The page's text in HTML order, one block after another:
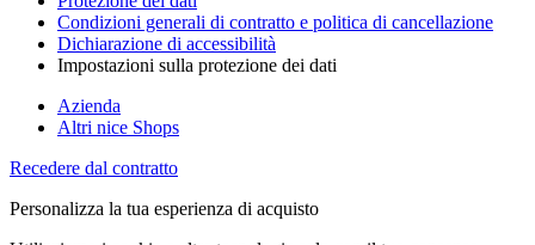
Condizioni generali di contratto e politica di cancellazione
Dichiarazione di accessibilità
Impostazioni sulla protezione dei dati
Azienda
Altri nice Shops
Recedere dal contratto
Personalizza la tua esperienza di acquisto